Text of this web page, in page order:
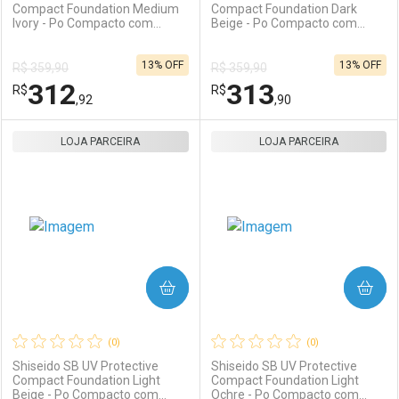
Compact Foundation Medium
Ivory - Po Compacto com
R$ 359,90
R$312,92
13% OFF
Compact Foundation Dark
Beige - Po Compacto com
R$ 359,90
R$313,90
13% OFF
(0)
Shiseido SB UV Protective
Compact Foundation Light
Beige - Po Compacto com
LOJA PARCEIRA
COMPRAR
(0)
Shiseido SB UV Protective
Compact Foundation Light
Ochre - Po Compacto com
LOJA PARCEIRA
COMPRAR